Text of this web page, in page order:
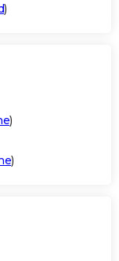
)
)
)